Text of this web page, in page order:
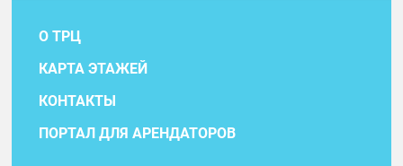
О ТРЦ
КАРТА ЭТАЖЕЙ
КОНТАКТЫ
ПОРТАЛ ДЛЯ АРЕНДАТОРОВ